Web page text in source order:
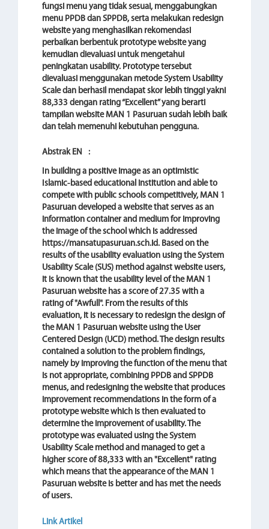
fungsi menu yang tidak sesuai, menggabungkan
menu PPDB dan SPPDB, serta melakukan redesign
website yang menghasilkan rekomendasi
perbaikan berbentuk prototype website yang
kemudian dievaluasi untuk mengetahui
peningkatan usability. Prototype tersebut
dievaluasi menggunakan metode System Usability
Scale dan berhasil mendapat skor lebih tinggi yakni
88,333 dengan rating “Excellent” yang berarti
tampilan website MAN 1 Pasuruan sudah lebih baik
dan telah memenuhi kebutuhan pengguna.
Abstrak EN :
In building a positive image as an optimistic
Islamic-based educational institution and able to
compete with public schools competitively, MAN 1
Pasuruan developed a website that serves as an
information container and medium for improving
the image of the school which is addressed
https://mansatupasuruan.sch.id. Based on the
results of the usability evaluation using the System
Usability Scale (SUS) method against website users,
it is known that the usability level of the MAN 1
Pasuruan website has a score of 27.35 with a
rating of "Awfull". From the results of this
evaluation, it is necessary to redesign the design of
the MAN 1 Pasuruan website using the User
Centered Design (UCD) method. The design results
contained a solution to the problem findings,
namely by improving the function of the menu that
is not appropriate, combining PPDB and SPPDB
menus, and redesigning the website that produces
improvement recommendations in the form of a
prototype website which is then evaluated to
determine the improvement of usability. The
prototype was evaluated using the System
Usability Scale method and managed to get a
higher score of 88,333 with an "Excellent" rating
which means that the appearance of the MAN 1
Pasuruan website is better and has met the needs
of users.
Link Artikel